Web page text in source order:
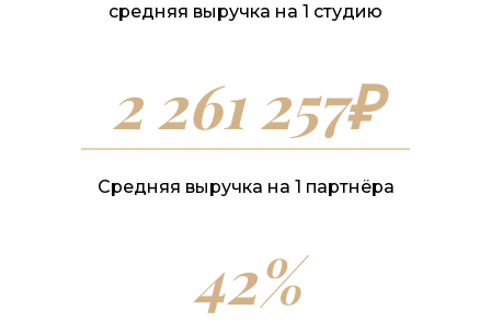
средняя выручка на 1 студию
2 261 257₽
Средняя выручка на 1 партнёра
42%